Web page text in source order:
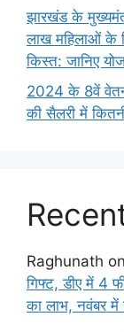
झारखंड के
लाख महिलाओं के
किस्त: जानिए
2024 के 8वें वेतन
की सैलरी में
Raghunath
गिफ्ट, डीए में 4
का लाभ, नवंबर में